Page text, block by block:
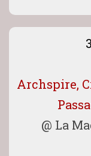
Archspire,
@ La